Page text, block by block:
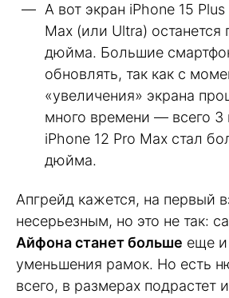
А вот экран iPhone 15
Max (или Ultra)
дюйма. Большие
обновлять, так как с
«увеличения» экрана
много времени — всего 3
iPhone 12 Pro Max стал
дюйма.
Апгрейд кажется, на первый
несерьезным, но это не так:
Айфона станет больше еще и
уменьшения рамок. Но есть
всего, в размерах подрастет